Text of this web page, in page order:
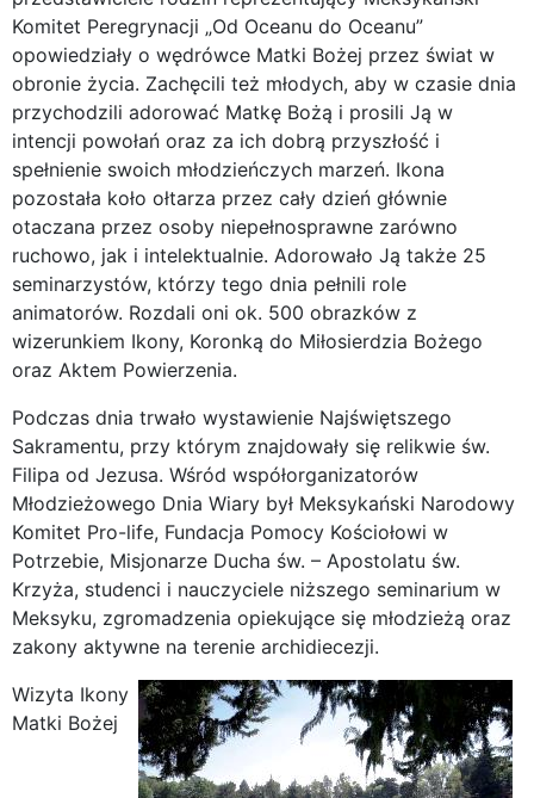
Komitet Peregrynacji „Od Oceanu do Oceanu”
opowiedziały o wędrówce Matki Bożej przez świat w
obronie życia. Zachęcili też młodych, aby w czasie dnia
przychodzili adorować Matkę Bożą i prosili Ją w
intencji powołań oraz za ich dobrą przyszłość i
spełnienie swoich młodzieńczych marzeń. Ikona
pozostała koło ołtarza przez cały dzień głównie
otaczana przez osoby niepełnosprawne zarówno
ruchowo, jak i intelektualnie. Adorowało Ją także 25
seminarzystów, którzy tego dnia pełnili role
animatorów. Rozdali oni ok. 500 obrazków z
wizerunkiem Ikony, Koronką do Miłosierdzia Bożego
oraz Aktem Powierzenia.
Podczas dnia trwało wystawienie Najświętszego
Sakramentu, przy którym znajdowały się relikwie św.
Filipa od Jezusa. Wśród współorganizatorów
Młodzieżowego Dnia Wiary był Meksykański Narodowy
Komitet Pro-life, Fundacja Pomocy Kościołowi w
Potrzebie, Misjonarze Ducha św. – Apostolatu św.
Krzyża, studenci i nauczyciele niższego seminarium w
Meksyku, zgromadzenia opiekujące się młodzieżą oraz
zakony aktywne na terenie archidiecezji.
Wizyta Ikony
Matki Bożej